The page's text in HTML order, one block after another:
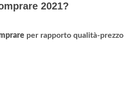
2021?
per rapporto qualità-prezzo